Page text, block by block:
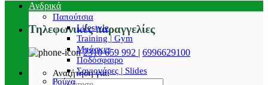
Τηλεφωνικές παραγγελίες
2310 659 992 | 6996629100
Αναζήτηση για:
Ανδρικά
Παπούτσια
Lifestyle
Training | Gym
Μπάσκετ
Ποδόσφαιρο
Σαγιονάρες | Slides
Ρούχα